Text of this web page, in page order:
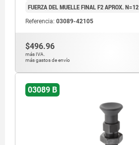
FUERZA DEL MUELLE FINAL F2 APROX. N=12
Referencia: 03089-42105
$496.96
más IVA.
más gastos de envío
03089 B